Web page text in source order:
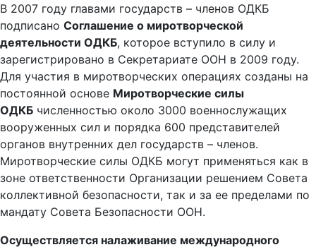
В 2007 году главами государств – членов ОДКБ
подписано Соглашение о миротворческой
деятельности ОДКБ, которое вступило в силу и
зарегистрировано в Секретариате ООН в 2009 году.
Для участия в миротворческих операциях созданы на
постоянной основе Миротворческие силы
ОДКБ численностью около 3000 военнослужащих
вооруженных сил и порядка 600 представителей
органов внутренних дел государств – членов.
Миротворческие силы ОДКБ могут применяться как в
зоне ответственности Организации решением Совета
коллективной безопасности, так и за ее пределами по
мандату Совета Безопасности ООН.
Осуществляется налаживание международного